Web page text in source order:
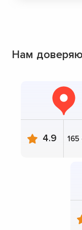
Нам
4.9 165